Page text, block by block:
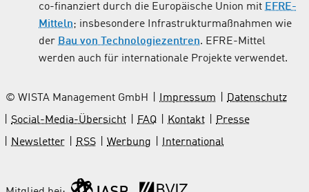
co-finanziert durch die Europäische Union mit EFRE-
Mitteln; insbesondere Infrastrukturmaßnahmen wie
der Bau von Technologiezentren. EFRE-Mittel
werden auch für internationale Projekte verwendet.
© WISTA Management GmbH Impressum
Datenschutz
Social-Media-Übersicht
FAQ Kontakt
Presse
Newsletter
RSS Werbung International